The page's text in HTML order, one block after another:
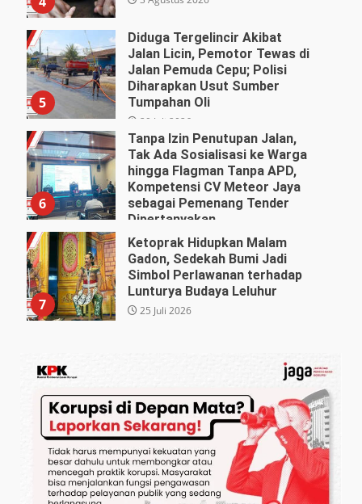
5
Diduga Tergelincir Akibat
Jalan Licin, Pemotor Tewas di
Jalan Pemuda Cepu; Polisi
Diharapkan Usut Sumber
Tumpahan Oli
29 Juli 2026
6
Tanpa Izin Penutupan Jalan,
Tak Ada Sosialisasi ke Warga
hingga Flagman Tanpa APD,
Kompetensi CV Meteor Jaya
sebagai Pemenang Tender
Dipertanyakan
27 Juli 2026
7
Ketoprak Hidupkan Malam
Gadon, Sedekah Bumi Jadi
Simbol Perlawanan terhadap
Lunturya Budaya Leluhur
25 Juli 2026